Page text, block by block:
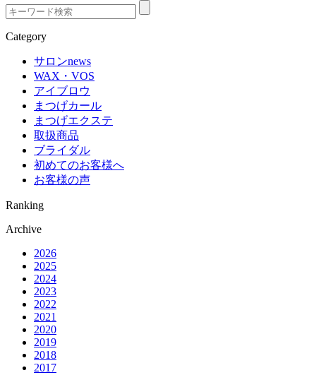
Category
サロンnews
WAX・VOS
アイブロウ
まつげカール
まつげエクステ
取扱商品
ブライダル
初めてのお客様へ
お客様の声
Ranking
Archive
2026
2025
2024
2023
2022
2021
2020
2019
2018
2017